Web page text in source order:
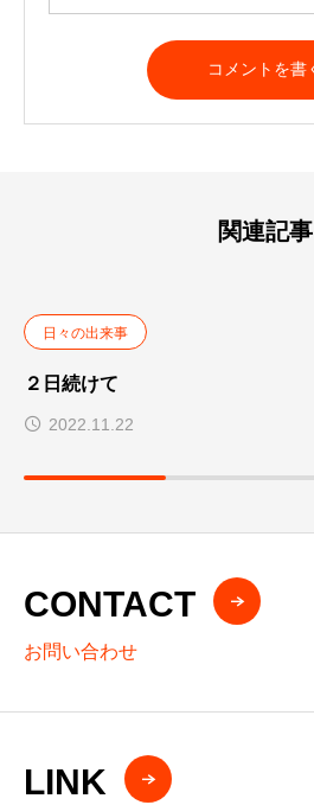
l
関連記事
日々の出来事
２日続けて
2022.11.22
CONTACT
お問い合わせ
LINK